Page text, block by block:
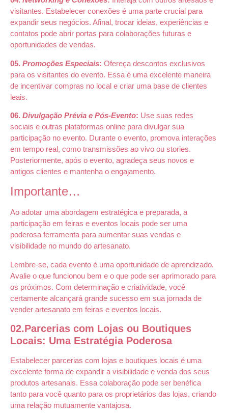
visitantes. Estabelecer conexões é uma parte crucial para
expandir seus negócios. Afinal, trocar ideias, experiências e
contatos pode abrir portas para colaborações futuras e
oportunidades de vendas.
05. Promoções Especiais: Ofereça descontos exclusivos
para os visitantes do evento. Essa é uma excelente maneira
de incentivar compras no local e criar uma base de clientes
leais.
06. Divulgação Prévia e Pós-Evento: Use suas redes
sociais e outras plataformas online para divulgar sua
participação no evento. Durante o evento, promova interações
em tempo real, como transmissões ao vivo ou stories.
Posteriormente, após o evento, agradeça seus novos e
antigos clientes e mantenha o engajamento.
Importante…
Ao adotar uma abordagem estratégica e preparada, a
participação em feiras e eventos locais pode ser uma
poderosa ferramenta para aumentar suas vendas e
visibilidade no mundo do artesanato.
Lembre-se, cada evento é uma oportunidade de aprendizado.
Avalie o que funcionou bem e o que pode ser aprimorado para
os próximos. Com determinação e criatividade, você
certamente alcançará grande sucesso em sua jornada de
vender artesanato em feiras e eventos locais.
02.Parcerias com Lojas ou Boutiques
Locais: Uma Estratégia Poderosa
Estabelecer parcerias com lojas e boutiques locais é uma
excelente forma de expandir a visibilidade e venda dos seus
produtos artesanais. Essa colaboração pode ser benéfica
tanto para você quanto para os proprietários das lojas, criando
uma relação mutuamente vantajosa.